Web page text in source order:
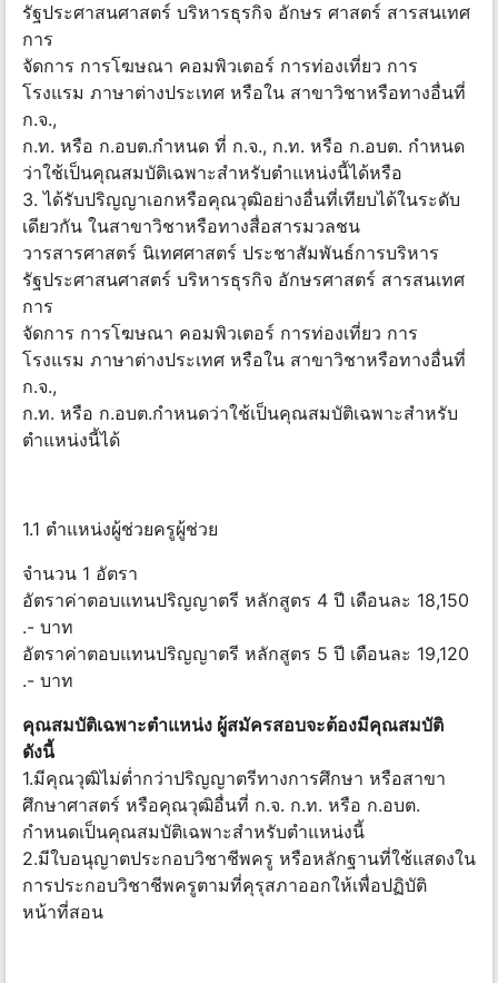
รัฐประศาสนศาสตร์ บริหารธุรกิจ อักษร ศาสตร์ สารสนเทศ
การ
จัดการ การโฆษณา คอมพิวเตอร์ การท่องเที่ยว การ
โรงแรม ภาษาต่างประเทศ หรือใน สาขาวิชาหรือทางอื่นที่
ก.จ.,
ก.ท. หรือ ก.อบต.กำหนด ที่ ก.จ., ก.ท. หรือ ก.อบต. กำหนด
ว่าใช้เป็นคุณสมบัติเฉพาะสำหรับตำแหน่งนี้ได้หรือ
3. ได้รับปริญญาเอกหรือคุณวุฒิอย่างอื่นที่เทียบได้ในระดับ
เดียวกัน ในสาขาวิชาหรือทางสื่อสารมวลชน
วารสารศาสตร์ นิเทศศาสตร์ ประชาสัมพันธ์การบริหาร
รัฐประศาสนศาสตร์ บริหารธุรกิจ อักษรศาสตร์ สารสนเทศ
การ
จัดการ การโฆษณา คอมพิวเตอร์ การท่องเที่ยว การ
โรงแรม ภาษาต่างประเทศ หรือใน สาขาวิชาหรือทางอื่นที่
ก.จ.,
ก.ท. หรือ ก.อบต.กำหนดว่าใช้เป็นคุณสมบัติเฉพาะสำหรับ
ตำแหน่งนี้ได้
1.1 ตำแหน่งผู้ช่วยครูผู้ช่วย
จำนวน 1 อัตรา
อัตราค่าตอบแทนปริญญาตรี หลักสูตร 4 ปี เดือนละ 18,150
.- บาท
อัตราค่าตอบแทนปริญญาตรี หลักสูตร 5 ปี เดือนละ 19,120
.- บาท
คุณสมบัติเฉพาะตำแหน่ง ผู้สมัครสอบจะต้องมีคุณสมบัติ
ดังนี้
1.มีคุณวุฒิไม่ต่ำกว่าปริญญาตรีทางการศึกษา หรือสาขา
ศึกษาศาสตร์ หรือคุณวุฒิอื่นที่ ก.จ. ก.ท. หรือ ก.อบต.
กำหนดเป็นคุณสมบัติเฉพาะสำหรับตำแหน่งนี้
2.มีใบอนุญาตประกอบวิชาชีพครู หรือหลักฐานที่ใช้แสดงใน
การประกอบวิชาชีพครูตามที่คุรุสภาออกให้เพื่อปฏิบัติ
หน้าที่สอน